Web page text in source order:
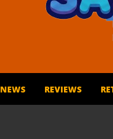
NEWS REVIEWS